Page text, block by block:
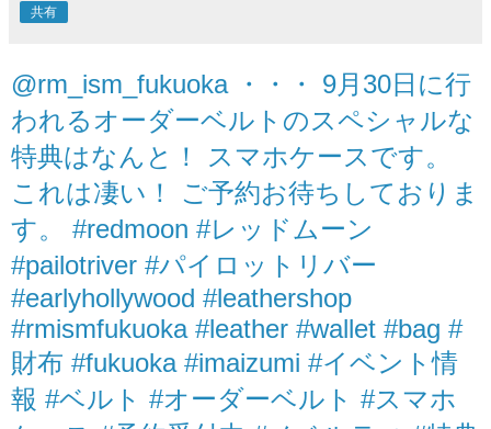
共有
@rm_ism_fukuoka ・・・ 9月30日に行
われるオーダーベルトのスペシャルな
特典はなんと！ スマホケースです。
これは凄い！ ご予約お待ちしておりま
す。 #redmoon #レッドムーン
#pailotriver #パイロットリバー
#earlyhollywood #leathershop
#rmismfukuoka #leather #wallet #bag #
財布 #fukuoka #imaizumi #イベント情
報 #ベルト #オーダーベルト #スマホ